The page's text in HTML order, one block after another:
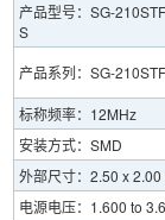
产品型号：SG-
S
产品系列：SG-210STF
标称频率：12MHz
安装方式：SMD
外部尺寸：2.50 x 2.00
电源电压：1.600 to